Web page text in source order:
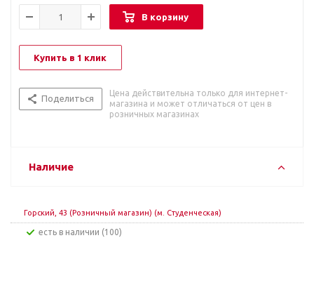
В корзину
Купить в 1 клик
Поделиться
Цена действительна только для интернет-
магазина и может отличаться от цен в
розничных магазинах
Наличие
Горский, 43 (Розничный магазин) (м. Студенческая)
Есть в наличии (100)